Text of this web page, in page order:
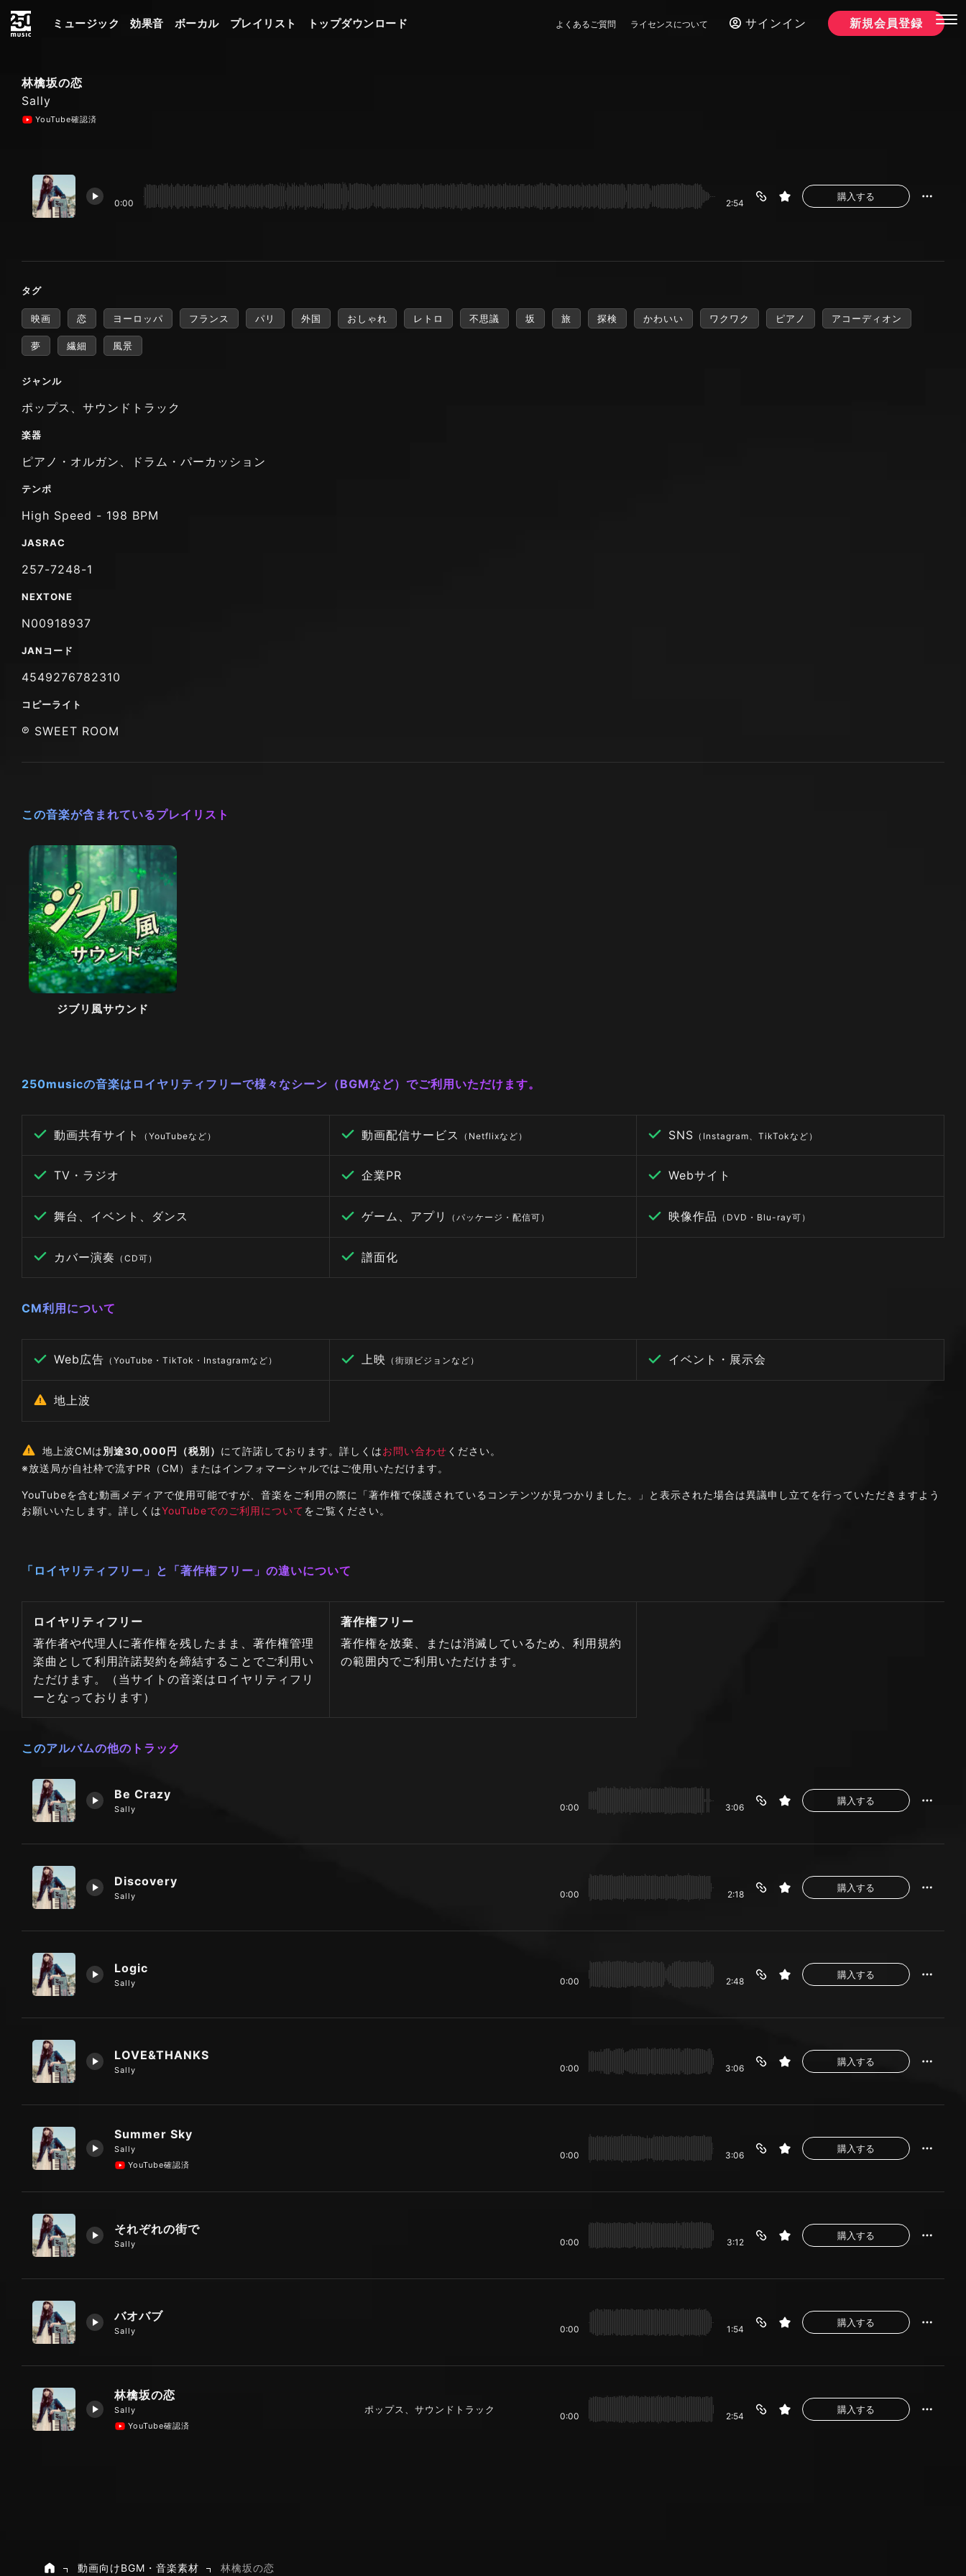
ミュージック 効果音 ボーカル プレイリスト トップダウンロード よくあるご質問 ライセンスについて サインイン 新規会員登録
林檎坂の恋
Sally
YouTube確認済
0:00 2:54
購入する
タグ
映画 恋 ヨーロッパ フランス パリ 外国 おしゃれ レトロ 不思議 坂 旅 探検 かわいい ワクワク ピアノ アコーディオン
夢 繊細 風景
ジャンル
ポップス、サウンドトラック
楽器
ピアノ・オルガン、ドラム・パーカッション
テンポ
High Speed - 198 BPM
JASRAC
257-7248-1
NEXTONE
N00918937
JANコード
4549276782310
コピーライト
℗ SWEET ROOM
この音楽が含まれているプレイリスト
ジブリ風サウンド
250musicの音楽はロイヤリティフリーで様々なシーン（BGMなど）でご利用いただけます。
動画共有サイト （YouTubeなど） 動画配信サービス （Netflixなど） SNS （Instagram、TikTokなど）
TV・ラジオ 企業PR Webサイト
舞台、イベント、ダンス ゲーム、アプリ （パッケージ・配信可） 映像作品 （DVD・Blu-ray可）
カバー演奏 （CD可） 譜面化
CM利用について
Web広告 （YouTube・TikTok・Instagramなど） 上映 （街頭ビジョンなど） イベント・展示会
地上波
地上波CMは別途30,000円（税別） にて許諾しております。詳しくはお問い合わせ ください。
※放送局が自社枠で流すPR（CM）またはインフォマーシャルではご使用いただけます。
YouTubeを含む動画メディアで使用可能ですが、音楽をご利用の際に「著作権で保護されているコンテンツが見つかりました。」と表示された場合は異議申し立てを行っていただきますよう
お願いいたします。詳しくはYouTubeでのご利用についてをご覧ください。
「ロイヤリティフリー」と「著作権フリー」の違いについて
ロイヤリティフリー
著作者や代理人に著作権を残したまま、著作権管理
楽曲として利用許諾契約を締結することでご利用い
ただけます。（当サイトの音楽はロイヤリティフリ
ーとなっております）
著作権フリー
著作権を放棄、または消滅しているため、利用規約
の範囲内でご利用いただけます。
このアルバムの他のトラック
Be Crazy
Sally 0:00 3:06
購入する
Discovery
Sally 0:00 2:18
購入する
Logic
Sally 0:00 2:48
購入する
LOVE&THANKS
Sally 0:00 3:06
購入する
Summer Sky
Sally
YouTube確認済
0:00 3:06
購入する
それぞれの街で
Sally 0:00 3:12
購入する
バオバブ
Sally 0:00 1:54
購入する
林檎坂の恋
Sally
YouTube確認済
ポップス、サウンドトラック
0:00 2:54
購入する
ホーム動画向けBGM・音楽素材 林檎坂の恋